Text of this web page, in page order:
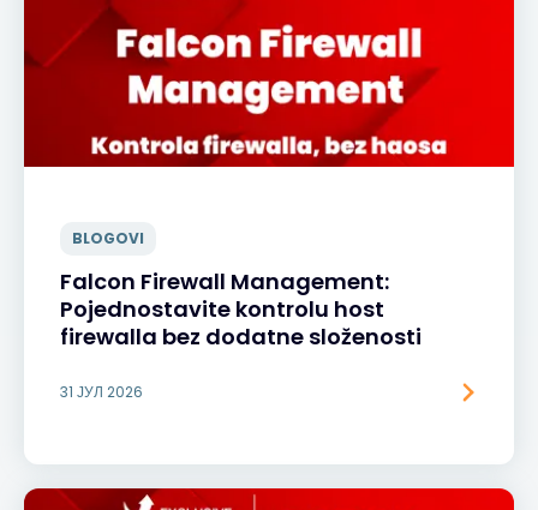
BLOGOVI
Falcon Firewall Management:
Pojednostavite kontrolu host
firewalla bez dodatne složenosti
31 ЈУЛ 2026